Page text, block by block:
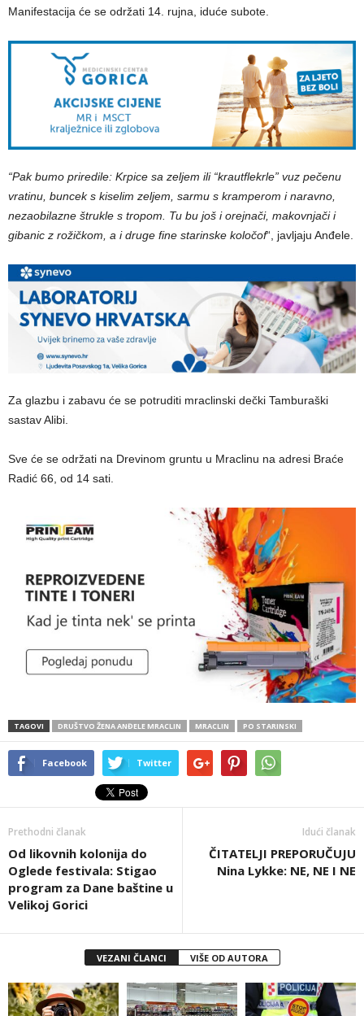
Manifestacija će se održati 14. rujna, iduće subote.
“Pak bumo priredile: Krpice sa zeljem ili “krautflekrle” vuz pečenu
vratinu, buncek s kiselim zeljem, sarmu s kramperom i naravno,
nezaobilazne štrukle s tropom. Tu bu još i orejnači, makovnjači i
gibanic z rožičkom, a i druge fine starinske koločof“, javljaju Anđele.
Za glazbu i zabavu će se potruditi mraclinski dečki Tamburaški
sastav Alibi.
Sve će se održati na Drevinom gruntu u Mraclinu na adresi Braće
Radić 66, od 14 sati.
TAGOVI DRUŠTVO ŽENA ANĐELE MRACLIN MRACLIN PO STARINSKI
Facebook Twitter
Prethodni članak
Od likovnih kolonija do
Oglede festivala: Stigao
program za Dane baštine u
Velikoj Gorici
Idući članak
ČITATELJI PREPORUČUJU
Nina Lykke: NE, NE I NE
VEZANI ČLANCI VIŠE OD AUTORA